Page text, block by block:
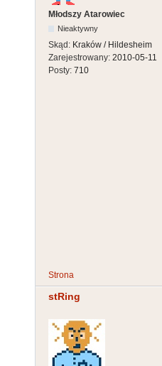
Młodszy Atarowiec
Nieaktywny
Skąd: Kraków / Hildesheim
Zarejestrowany: 2010-05-11
Posty: 710
Strona
stRing